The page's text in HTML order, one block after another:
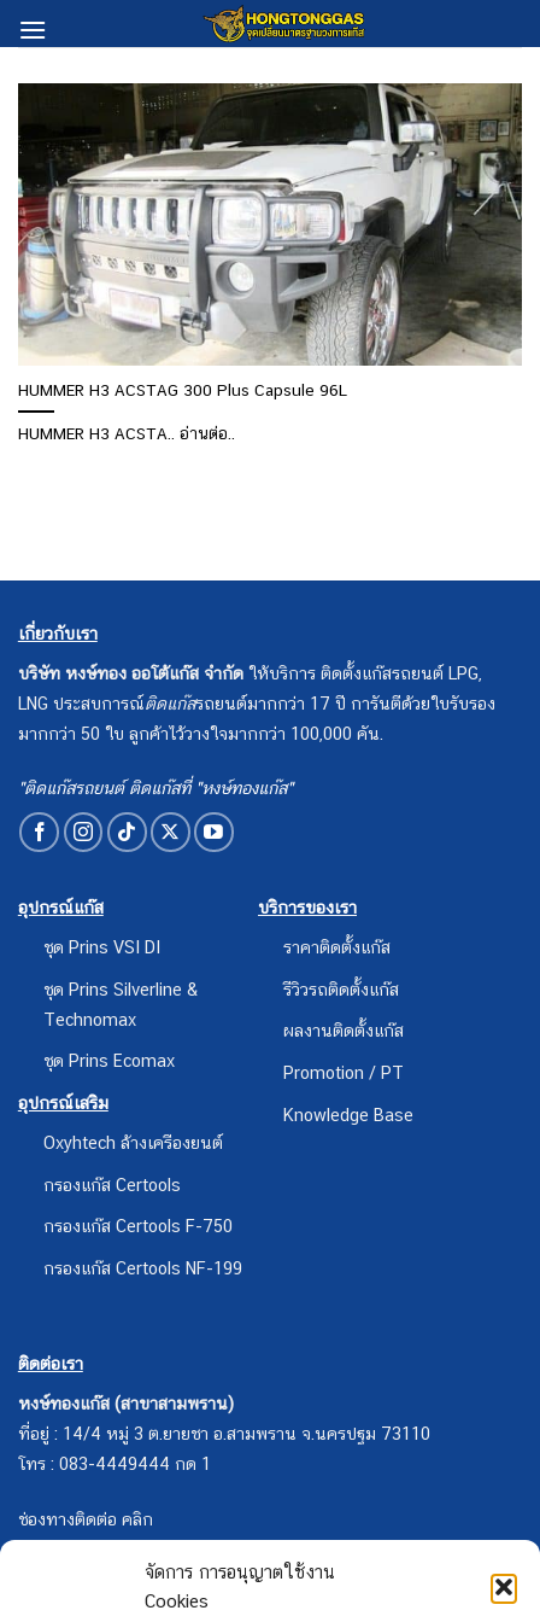
จัดการ การอนุญาตใช้งาน
Cookies
to
HUMMER H3 ACSTAG 300 Plus Capsule 96L
HUMMER H3 ACSTA.. อ่านต่อ..
เกี่ยวกับเรา
บริษัท หงษ์ทอง ออโต้แก๊ส จำกัด ให้บริการ ติดตั้งแก๊สรถยนต์ LPG,
LNG ประสบการณ์ติดแก๊สรถยนต์มากกว่า 17 ปี การันตีด้วยใบรับรอง
มากกว่า 50 ใบ ลูกค้าไว้วางใจมากกว่า 100,000 คัน.
"ติดแก๊สรถยนต์ ติดแก๊สที่ "หงษ์ทองแก๊ส"
อุปกรณ์แก๊ส
ชุด Prins VSI DI
ชุด Prins Silverline &
Technomax
ชุด Prins Ecomax
อุปกรณ์เสริม
Oxyhtech ล้างเครืองยนต์
กรองแก๊ส Certools
กรองแก๊ส Certools F-750
กรองแก๊ส Certools NF-199
บริการของเรา
ราคาติดตั้งแก๊ส
รีวิวรถติดตั้งแก๊ส
ผลงานติดตั้งแก๊ส
Promotion / PT
Knowledge Base
ติดต่อเรา
หงษ์ทองแก๊ส (สาขาสามพราน)
ที่อยู่ : 14/4 หมู่ 3 ต.ยายชา อ.สามพราน จ.นครปฐม 73110
โทร : 083-4449444 กด 1
ช่องทางติดต่อ คลิก